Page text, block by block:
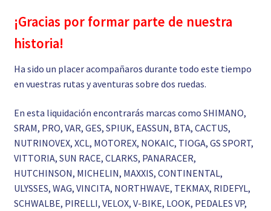
¡Gracias por formar parte de nuestra
historia!
Ha sido un placer acompañaros durante todo este tiempo
en vuestras rutas y aventuras sobre dos ruedas.
En esta liquidación encontrarás marcas como SHIMANO,
SRAM, PRO, VAR, GES, SPIUK, EASSUN, BTA, CACTUS,
NUTRINOVEX, XCL, MOTOREX, NOKAIC, TIOGA, GS SPORT,
VITTORIA, SUN RACE, CLARKS, PANARACER,
HUTCHINSON, MICHELIN, MAXXIS, CONTINENTAL,
ULYSSES, WAG, VINCITA, NORTHWAVE, TEKMAX, RIDEFYL,
SCHWALBE, PIRELLI, VELOX, V-BIKE, LOOK, PEDALES VP,